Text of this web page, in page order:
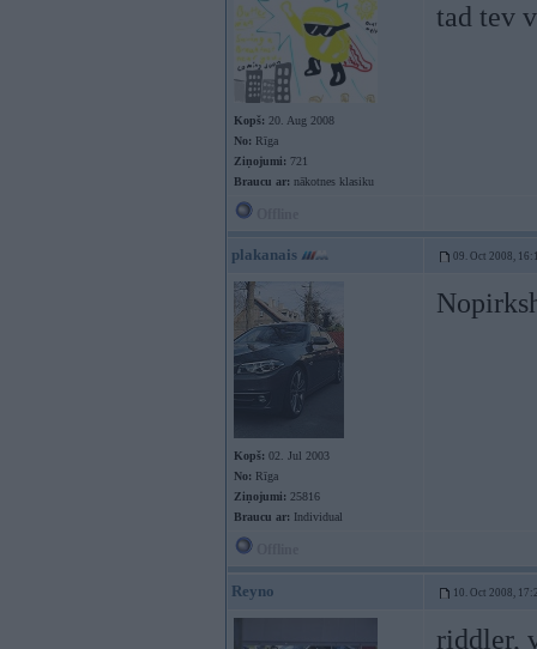
Kopš: 20. Aug 2008
No: Rīga
Ziņojumi: 721
Braucu ar: nākotnes klasiku
tad tev
plakanais 09. Oct 2008,
Kopš: 02. Jul 2003
No: Rīga
Ziņojumi: 25816
Braucu ar: Individual
Reyno 10. Oct 2008,
riddler,